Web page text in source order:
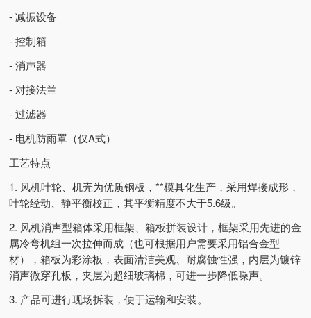
- 减振设备
- 控制箱
- 消声器
- 对接法兰
- 过滤器
- 电机防雨罩（仅A式）
工艺特点
1. 风机叶轮、机壳为优质钢板，**模具化生产，采用焊接成形，
叶轮经动、静平衡校正，其平衡精度不大于5.6级。
2. 风机消声型箱体采用框架、箱板拼装设计，框架采用先进的金
属冷弯机组一次拉伸而成（也可根据用户需要采用铝合金型
材），箱板为彩涂板，表面清洁美观、耐腐蚀性强，内层为镀锌
消声微穿孔板，夹层为超细玻璃棉，可进一步降低噪声。
3. 产品可进行现场拆装，便于运输和安装。